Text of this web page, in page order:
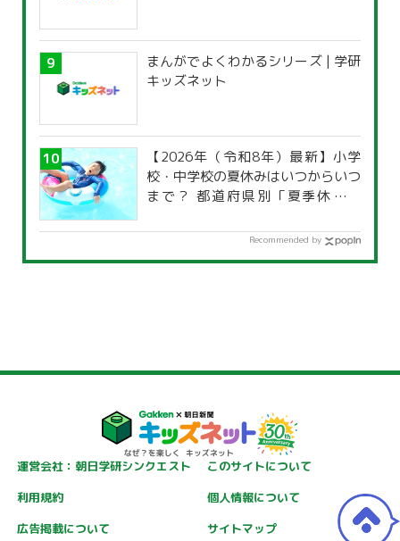
まんがでよくわかるシリーズ | 学研
キッズネット
【2026年（令和8年）最新】小学
校・中学校の夏休みはいつからいつ
まで？ 都道府県別「夏季休暇一
Recommended by
運営会社：朝日学研シンクエスト
このサイトについて
利用規約
個人情報について
広告掲載について
サイトマップ